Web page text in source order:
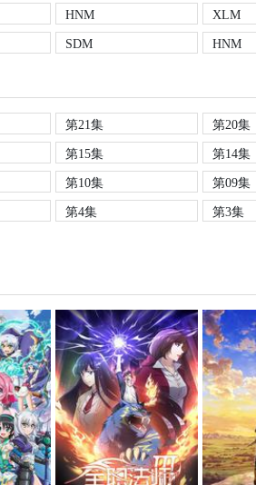
HNM
XLM
SDM HNM
第21集
第20集
第15集
第14集
第10集
第09集
第4集
第3集